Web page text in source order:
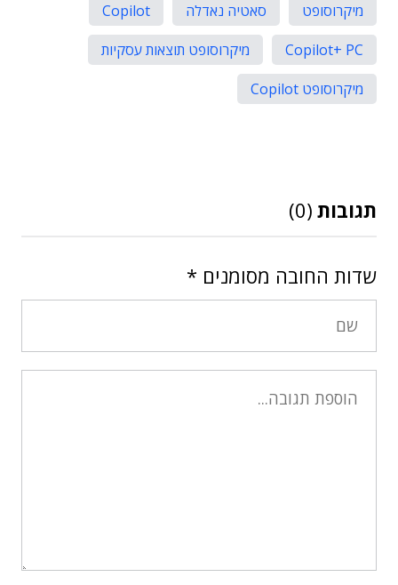
מיקרוסופט סאטיה נאדלה
Copilot
Copilot+ PC
מיקרוסופט תוצאות עסקיות
מיקרוסופט Copilot
תגובות (0)
שדות החובה מסומנים *